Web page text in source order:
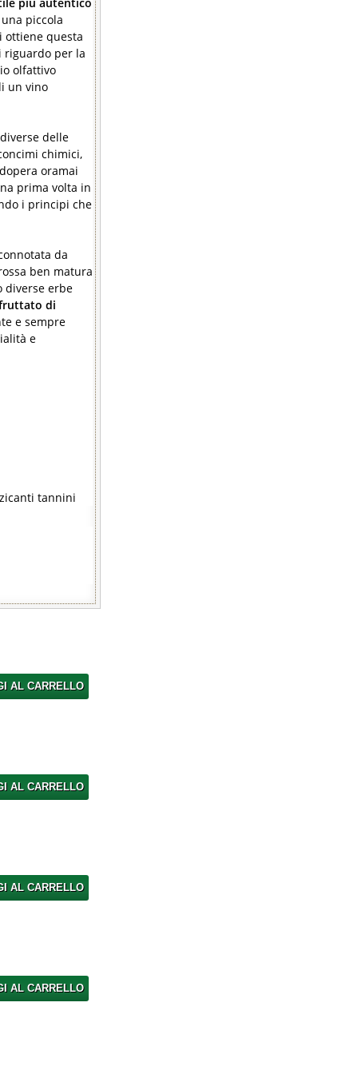
più autentico
piccola
ottiene questa
riguardo per la
olfattivo
un vino
delle
chimici,
oramai
prima volta in
i principi che
da
ben matura
diverse erbe
di
e sempre
e
tannini
AL CARRELLO
AL CARRELLO
AL CARRELLO
AL CARRELLO